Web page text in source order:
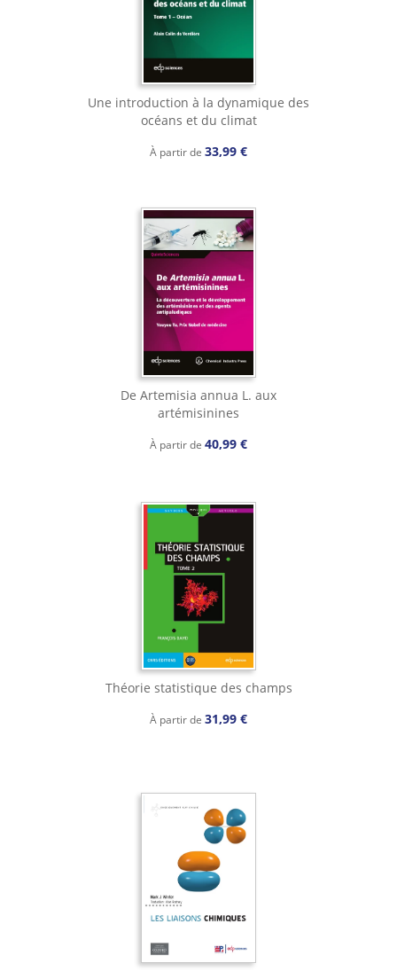
Une introduction à la dynamique des
océans et du climat
À partir de 33,99 €
De Artemisia annua L. aux
artémisinines
À partir de 40,99 €
Théorie statistique des champs
À partir de 31,99 €